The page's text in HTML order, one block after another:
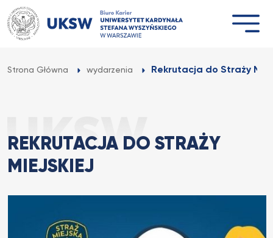
Przejdź
do
treści
Strona Główna wydarzenia Rekrutacja do Straży
REKRUTACJA DO STRAŻY
MIEJSKIEJ